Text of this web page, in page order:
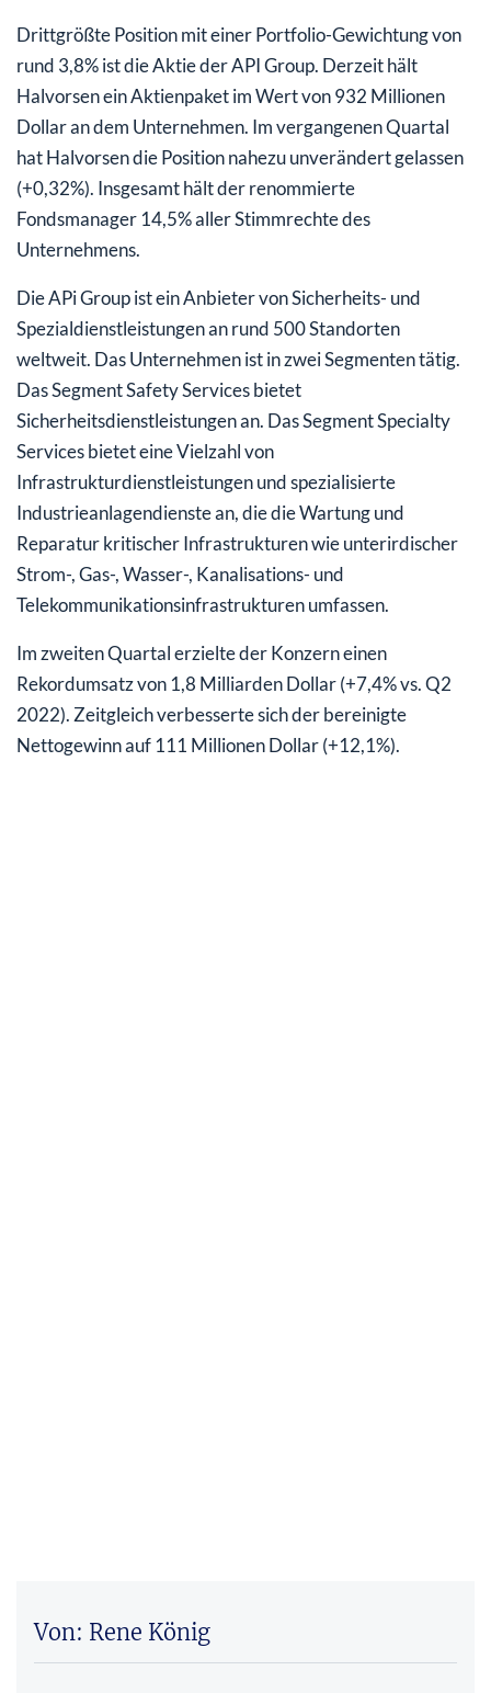
Drittgrößte Position mit einer Portfolio-Gewichtung von
rund 3,8% ist die Aktie der API Group. Derzeit hält
Halvorsen ein Aktienpaket im Wert von 932 Millionen
Dollar an dem Unternehmen. Im vergangenen Quartal
hat Halvorsen die Position nahezu unverändert gelassen
(+0,32%). Insgesamt hält der renommierte
Fondsmanager 14,5% aller Stimmrechte des
Unternehmens.
Die APi Group ist ein Anbieter von Sicherheits- und
Spezialdienstleistungen an rund 500 Standorten
weltweit. Das Unternehmen ist in zwei Segmenten tätig.
Das Segment Safety Services bietet
Sicherheitsdienstleistungen an. Das Segment Specialty
Services bietet eine Vielzahl von
Infrastrukturdienstleistungen und spezialisierte
Industrieanlagendienste an, die die Wartung und
Reparatur kritischer Infrastrukturen wie unterirdischer
Strom-, Gas-, Wasser-, Kanalisations- und
Telekommunikationsinfrastrukturen umfassen.
Im zweiten Quartal erzielte der Konzern einen
Rekordumsatz von 1,8 Milliarden Dollar (+7,4% vs. Q2
2022). Zeitgleich verbesserte sich der bereinigte
Nettogewinn auf 111 Millionen Dollar (+12,1%).
Von: Rene König